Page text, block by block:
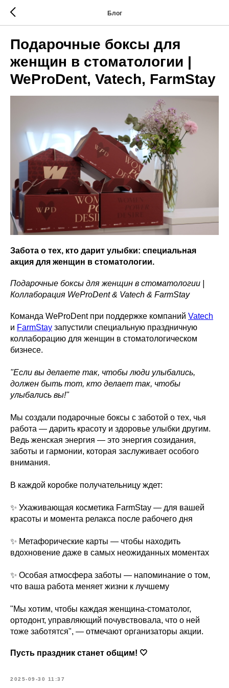
Блог
Подарочные боксы для
женщин в стоматологии |
WeProDent, Vatech, FarmStay
Забота о тех, кто дарит улыбки: специальная
акция для женщин в стоматологии.
Подарочные боксы для женщин в стоматологии |
Коллаборация WeProDent & Vatech & FarmStay
Команда WeProDent при поддержке компаний Vatech
и FarmStay запустили специальную праздничную
коллаборацию для женщин в стоматологическом
бизнесе.
"Если вы делаете так, чтобы люди улыбались,
должен быть тот, кто делает так, чтобы
улыбались вы!"
Мы создали подарочные боксы с заботой о тех, чья
работа — дарить красоту и здоровье улыбки другим.
Ведь женская энергия — это энергия созидания,
заботы и гармонии, которая заслуживает особого
внимания.
В каждой коробке получательницу ждет:
✨ Ухаживающая косметика FarmStay — для вашей
красоты и момента релакса после рабочего дня
✨ Метафорические карты — чтобы находить
вдохновение даже в самых неожиданных моментах
✨ Особая атмосфера заботы — напоминание о том,
что ваша работа меняет жизни к лучшему
"Мы хотим, чтобы каждая женщина-стоматолог,
ортодонт, управляющий почувствовала, что о ней
тоже заботятся", — отмечают организаторы акции.
Пусть праздник станет общим! 🤍
2025-09-30 11:37